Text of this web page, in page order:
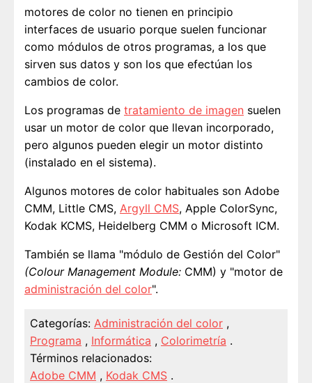
motores de color no tienen en principio
interfaces de usuario porque suelen funcionar
como módulos de otros programas, a los que
sirven sus datos y son los que efectúan los
cambios de color.
Los programas de tratamiento de imagen suelen
usar un motor de color que llevan incorporado,
pero algunos pueden elegir un motor distinto
(instalado en el sistema).
Algunos motores de color habituales son Adobe
CMM, Little CMS, Argyll CMS, Apple ColorSync,
Kodak KCMS, Heidelberg CMM o Microsoft ICM.
También se llama "módulo de Gestión del Color"
(Colour Management Module: CMM) y "motor de
administración del color".
Categorías: Administración del color ,
Programa , Informática , Colorimetría .
Términos relacionados:
Adobe CMM , Kodak CMS .